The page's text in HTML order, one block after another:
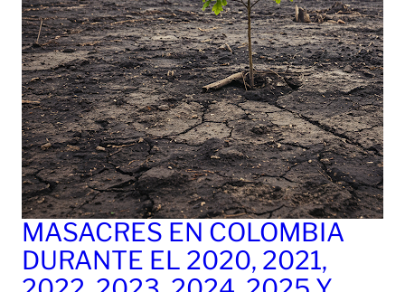
MASACRES EN COLOMBIA
DURANTE EL 2020, 2021,